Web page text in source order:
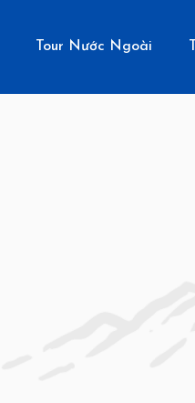
Tour Nước Ngoài